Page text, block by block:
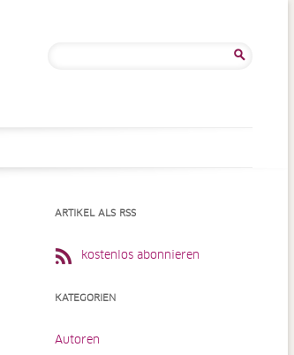
ARTIKEL ALS RSS
kostenlos abonnieren
KATEGORIEN
Autoren